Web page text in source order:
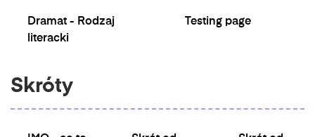
Dramat - Rodzaj
literacki
Testing page
Skróty